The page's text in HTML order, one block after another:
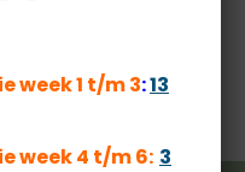
week 1 t/m 3:13
week 4 t/m 6: 3